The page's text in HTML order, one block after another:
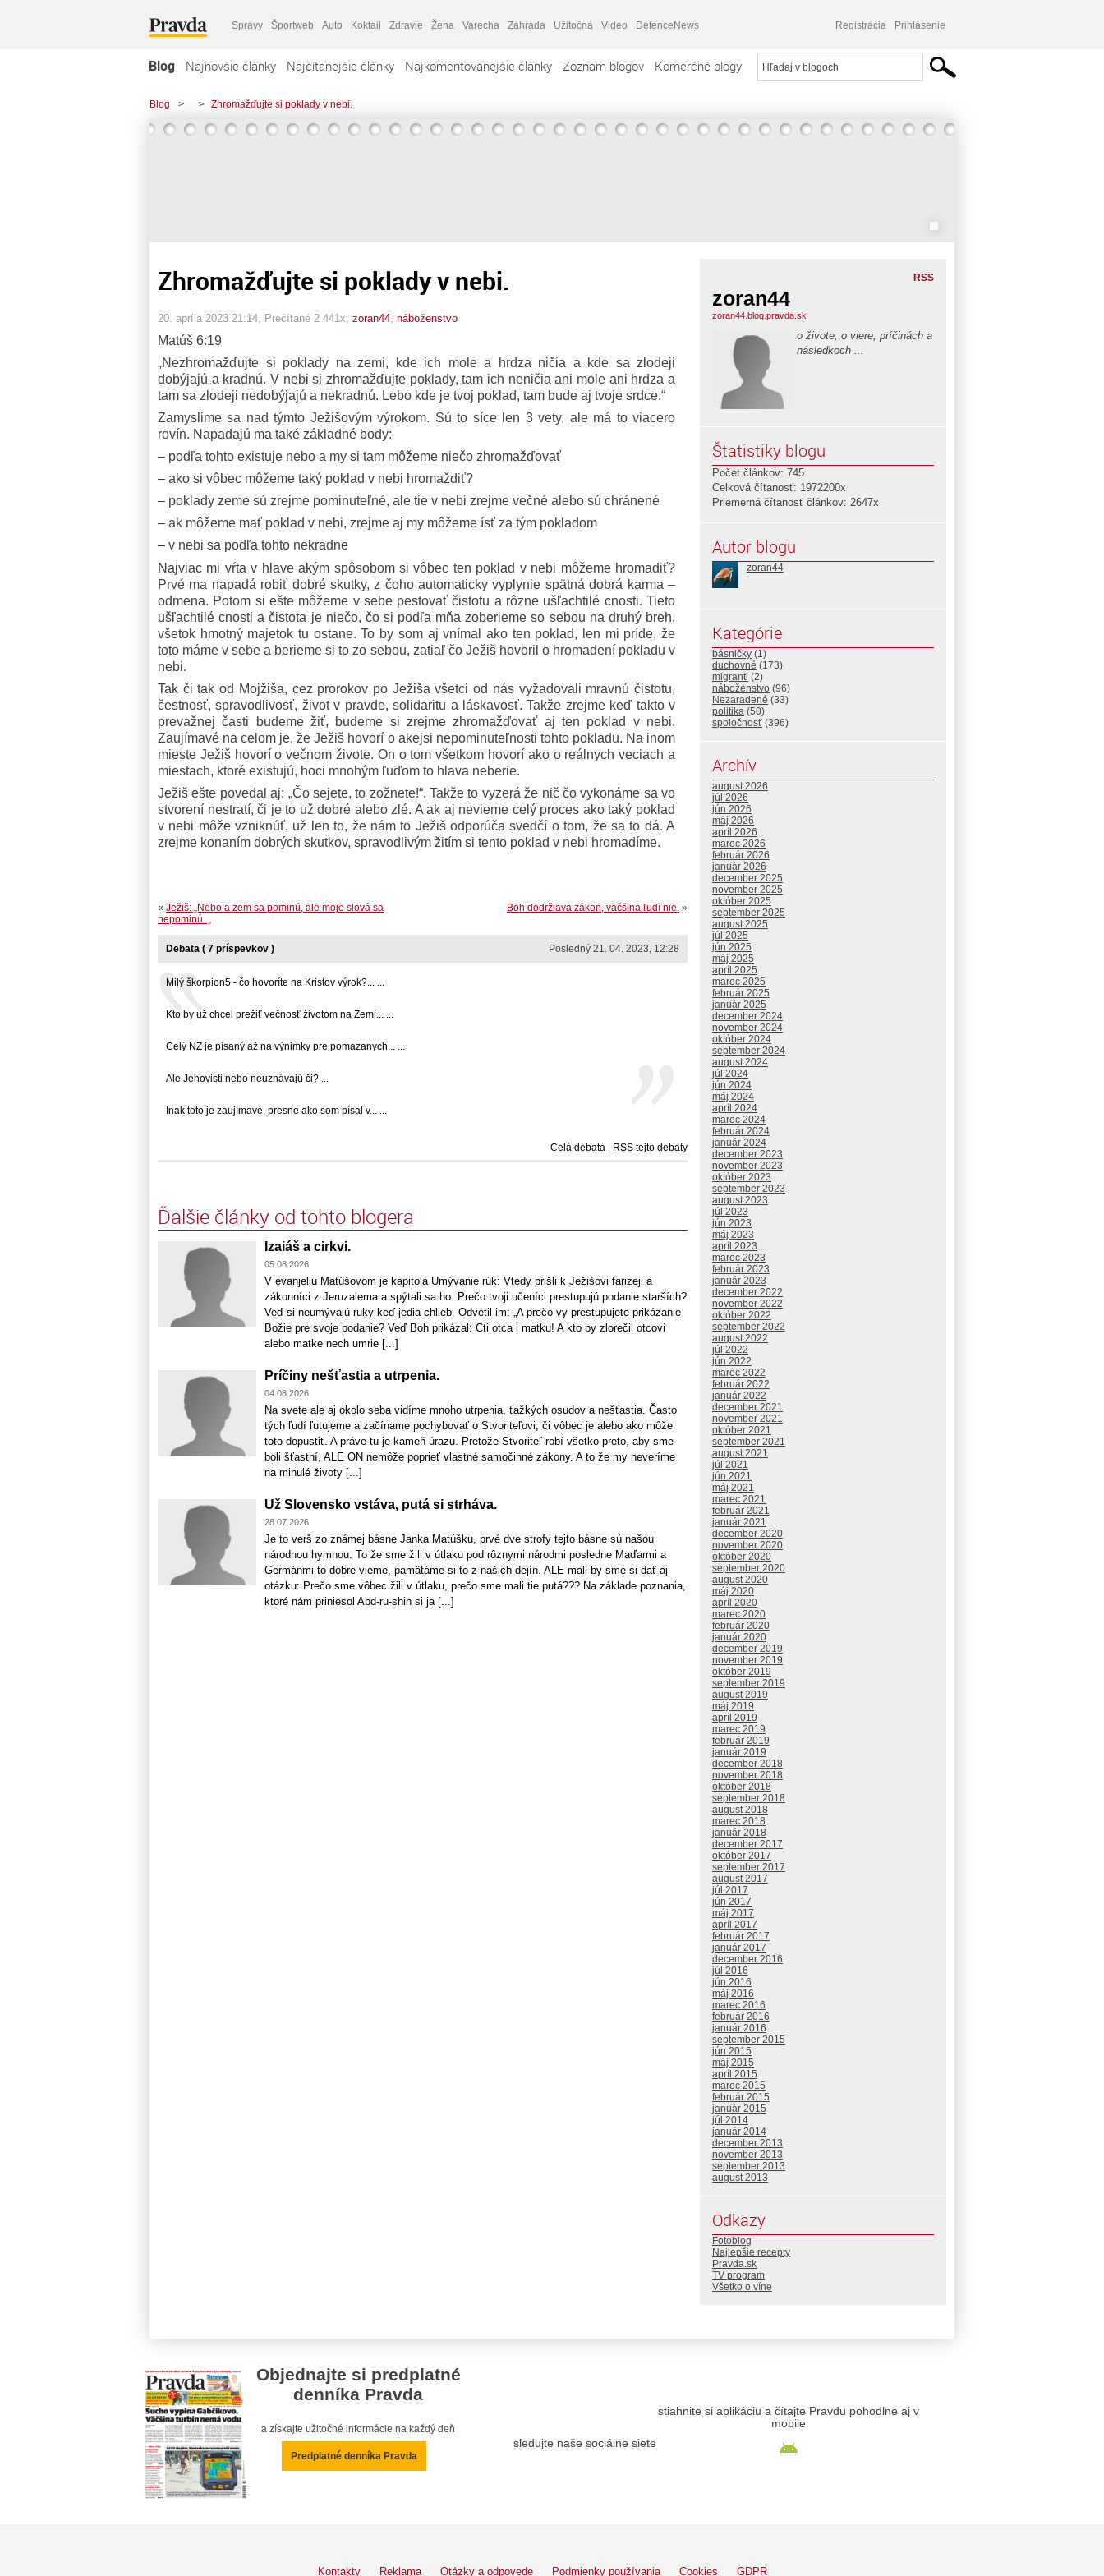
Správy Športweb Auto Koktail Zdravie Žena Varecha Záhrada Užitočná Video DefenceNews Registrácia Prihlásenie
Blog Najnovšie články Najčítanejšie články Najkomentovanejšie články Zoznam blogov Komerčné blogy
Blog > > Zhromažďujte si poklady v nebi.
Zhromažďujte si poklady v nebi.
20. apríla 2023 21:14 , Prečítané 2 441x, zoran44 náboženstvo
Matúš 6:19
Nezhromažďujte si poklady na zemi, kde ich mole a hrdza ničia a kde sa zlodeji
dobýjajú a kradnú. V nebi si zhromažďujte poklady, tam ich neničia ani mole ani hrdza a
tam sa zlodeji nedobýjajú a nekradnú. Lebo kde je tvoj poklad, tam bude aj tvoje srdce.“
Zamyslime sa nad týmto Ježišovým výrokom. Sú to síce len 3 vety, ale má to viacero
rovín. Napadajú ma také základné body:
– podľa tohto existuje nebo a my si tam môžeme niečo zhromažďovať
– ako si vôbec môžeme taký poklad v nebi hromaždiť?
– poklady zeme sú zrejme pominuteľné, ale tie v nebi zrejme večné alebo sú chránené
– ak môžeme mať poklad v nebi, zrejme aj my môžeme ísť za tým pokladom
– v nebi sa podľa tohto nekradne
Najviac mi vŕta v hlave akým spôsobom si vôbec ten poklad v nebi môžeme hromadiť?
Prvé ma napadá robiť dobré skutky, z čoho automaticky vyplynie spätná dobrá karma –
odmena. Potom si ešte môžeme v sebe pestovať čistotu a rôzne ušľachtilé cnosti. Tieto
ušľachtilé cnosti a čistota je niečo, čo si podľa mňa zoberieme so sebou na druhý breh,
všetok hmotný majetok tu ostane. To by som aj vnímal ako ten poklad, len mi príde, že
toto máme v sebe a berieme si to zo sebou, zatiaľ čo Ježiš hovoril o hromadení pokladu v
nebi.
Tak či tak od Mojžiša, cez prorokov po Ježiša všetci od nás vyžadovali mravnú čistotu,
čestnosť, spravodlivosť, život v pravde, solidaritu a láskavosť. Takže zrejme keď takto v
prevažnej časti budeme žiť, budeme si zrejme zhromažďovať aj ten poklad v nebi.
Zaujímavé na celom je, že Ježiš hovorí o akejsi nepominuteľnosti tohto pokladu. Na inom
mieste Ježiš hovorí o večnom živote. On o tom všetkom hovorí ako o reálnych veciach a
miestach, ktoré existujú, hoci mnohým ľuďom to hlava neberie.
Ježiš ešte povedal aj: „Čo sejete, to zožnete!“. Takže to vyzerá že nič čo vykonáme sa vo
stvorení nestratí, či je to už dobré alebo zlé. A ak aj nevieme celý proces ako taký poklad
v nebi môže vzniknúť, už len to, že nám to Ježiš odporúča svedčí o tom, že sa to dá. A
zrejme konaním dobrých skutkov, spravodlivým žitím si tento poklad v nebi hromadíme.
Boh dodržiava zákon, väčšina ľudí nie. »
« Ježiš: „Nebo a zem sa pominú, ale moje slová sa
nepominú. „
Posledný 21. 04. 2023, 12:28
Debata ( 7 príspevkov )
Milý škorpion5 - čo hovoríte na Kristov výrok?... ...
Kto by už chcel prežiť večnosť životom na Zemi... ...
Celý NZ je písaný až na výnimky pre pomazanych... ...
Ale Jehovisti nebo neuznávajú či? ...
Inak toto je zaujímavé, presne ako som písal v... ...
Celá debata RSS tejto debaty
Ďalšie články od tohto blogera
Izaiáš a cirkvi.
05.08.2026
V evanjeliu Matúšovom je kapitola Umývanie rúk: Vtedy prišli k Ježišovi farizeji a
zákonníci z Jeruzalema a spýtali sa ho: Prečo tvoji učeníci prestupujú podanie starších?
Veď si neumývajú ruky keď jedia chlieb. Odvetil im: „A prečo vy prestupujete prikázanie
Božie pre svoje podanie? Veď Boh prikázal: Cti otca i matku! A kto by zlorečil otcovi
alebo matke nech umrie [...]
Príčiny nešťastia a utrpenia.
04.08.2026
Na svete ale aj okolo seba vidíme mnoho utrpenia, ťažkých osudov a nešťastia. Často
tých ľudí ľutujeme a začíname pochybovať o Stvoriteľovi, či vôbec je alebo ako môže
toto dopustiť. A práve tu je kameň úrazu. Pretože Stvoriteľ robí všetko preto, aby sme
boli šťastní, ALE ON nemôže poprieť vlastné samočinné zákony. A to že my neveríme
na minulé životy [...]
Už Slovensko vstáva, putá si strháva.
28.07.2026
Je to verš zo známej básne Janka Matúšku, prvé dve strofy tejto básne sú našou
národnou hymnou. To že sme žili v útlaku pod rôznymi národmi posledne Maďarmi a
Germánmi to dobre vieme, pamätáme si to z našich dejín. ALE mali by sme si dať aj
otázku: Prečo sme vôbec žili v útlaku, prečo sme mali tie putá??? Na základe poznania,
ktoré nám priniesol Abd-ru-shin si ja [...]
RSS
zoran44
zoran44.blog.pravda.sk
o živote, o viere, príčinách a
následkoch ...
Štatistiky blogu
Počet článkov: 745
Celková čítanosť: 1972200x
Priemerná čítanosť článkov: 2647x
Autor blogu
zoran44
Kategórie
básničky (1)
duchovné (173)
migranti (2)
náboženstvo (96)
Nezaradené (33)
politika (50)
spoločnosť (396)
Archív
august 2026
júl 2026
jún 2026
máj 2026
apríl 2026
marec 2026
február 2026
január 2026
december 2025
november 2025
október 2025
september 2025
august 2025
júl 2025
jún 2025
máj 2025
apríl 2025
marec 2025
február 2025
január 2025
december 2024
november 2024
október 2024
september 2024
august 2024
júl 2024
jún 2024
máj 2024
apríl 2024
marec 2024
február 2024
január 2024
december 2023
november 2023
október 2023
september 2023
august 2023
júl 2023
jún 2023
máj 2023
apríl 2023
marec 2023
február 2023
január 2023
december 2022
november 2022
október 2022
september 2022
august 2022
júl 2022
jún 2022
marec 2022
február 2022
január 2022
december 2021
november 2021
október 2021
september 2021
august 2021
júl 2021
jún 2021
máj 2021
marec 2021
február 2021
január 2021
december 2020
november 2020
október 2020
september 2020
august 2020
máj 2020
apríl 2020
marec 2020
február 2020
január 2020
december 2019
november 2019
október 2019
september 2019
august 2019
máj 2019
apríl 2019
marec 2019
február 2019
január 2019
december 2018
november 2018
október 2018
september 2018
august 2018
marec 2018
január 2018
december 2017
október 2017
september 2017
august 2017
júl 2017
jún 2017
máj 2017
apríl 2017
február 2017
január 2017
december 2016
júl 2016
jún 2016
máj 2016
marec 2016
február 2016
január 2016
september 2015
jún 2015
máj 2015
apríl 2015
marec 2015
február 2015
január 2015
júl 2014
január 2014
december 2013
november 2013
september 2013
august 2013
Odkazy
Fotoblog
Najlepšie recepty
Pravda.sk
TV program
Všetko o víne
Objednajte si predplatné
denníka Pravda
a získajte užitočné informácie na každý deň
Predplatné denníka Pravda
sledujte naše sociálne siete
stiahnite si aplikáciu a čítajte Pravdu pohodlne aj v
mobile
Kontakty Reklama Otázky a odpovede Podmienky používania Cookies GDPR